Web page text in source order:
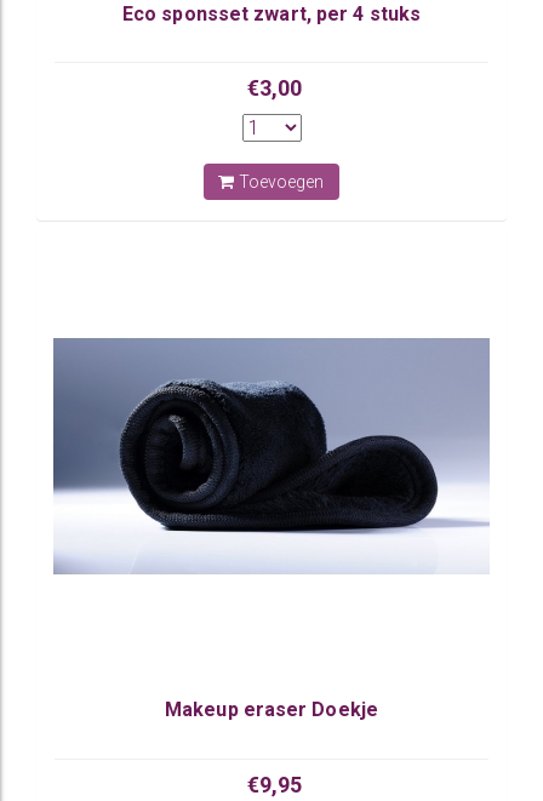
Eco sponsset zwart, per 4 stuks
€3,00
Toevoegen
Makeup eraser Doekje
€9,95